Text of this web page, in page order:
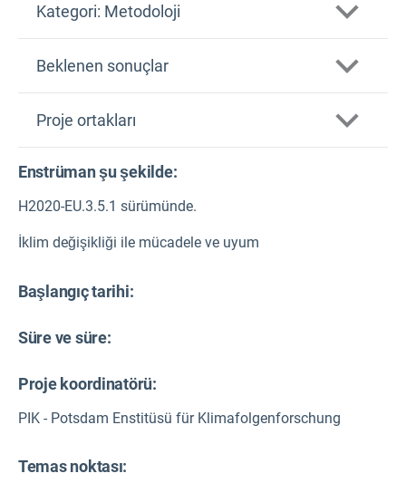
CASCADES,
Kategori: Metodoloji
Beklenen sonuçlar
Proje ortakları
Enstrüman şu şekilde:
H2020-EU.3.5.1 sürümünde.
İklim değişikliği ile mücadele ve uyum
Başlangıç tarihi:
Süre ve süre:
Proje koordinatörü:
PIK - Potsdam Enstitüsü für Klimafolgenforschung
Temas noktası: